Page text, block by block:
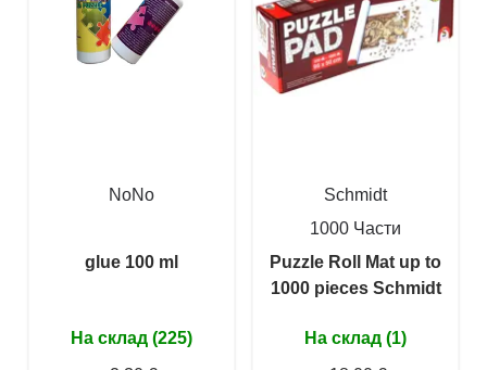
NoNo
glue 100 ml
На склад (225)
Schmidt
1000 Части
Puzzle Roll Mat up to
1000 pieces Schmidt
На склад (1)